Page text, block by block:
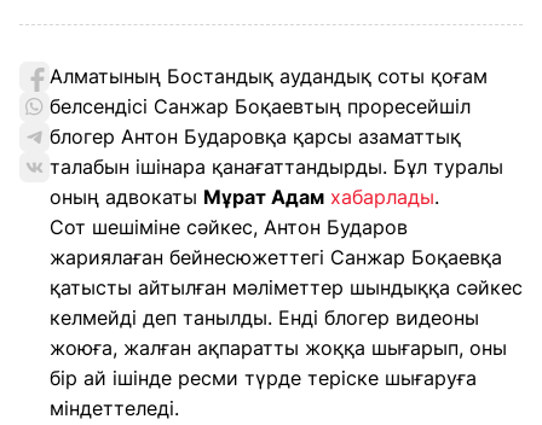
Алматының Бостандық аудандық соты қоғам
белсендісі Санжар Боқаевтың проресейшіл
блогер Антон Бударовқа қарсы азаматтық
талабын ішінара қанағаттандырды. Бұл туралы
оның адвокаты Мұрат Адам хабарлады.
Сот шешіміне сәйкес, Антон Бударов
жариялаған бейнесюжеттегі Санжар Боқаевқа
қатысты айтылған мәліметтер шындыққа сәйкес
келмейді деп танылды. Енді блогер видеоны
жоюға, жалған ақпаратты жоққа шығарып, оны
бір ай ішінде ресми түрде теріске шығаруға
міндеттеледі.